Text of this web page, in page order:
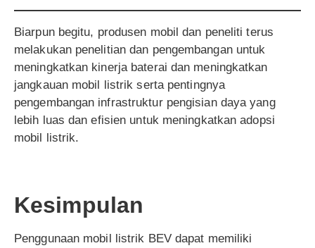
Biarpun begitu, produsen mobil dan peneliti terus
melakukan penelitian dan pengembangan untuk
meningkatkan kinerja baterai dan meningkatkan
jangkauan mobil listrik serta pentingnya
pengembangan infrastruktur pengisian daya yang
lebih luas dan efisien untuk meningkatkan adopsi
mobil listrik.
Kesimpulan
Penggunaan mobil listrik BEV dapat memiliki